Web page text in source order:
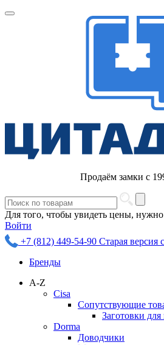
Продаём замки с
Для того, чтобы увидеть цены, нужно
Войти
+7 (812) 449-54-90 Старая версия
Бренды
A-Z
Cisa
Сопутствующие
Заготовки
Dorma
Доводчики